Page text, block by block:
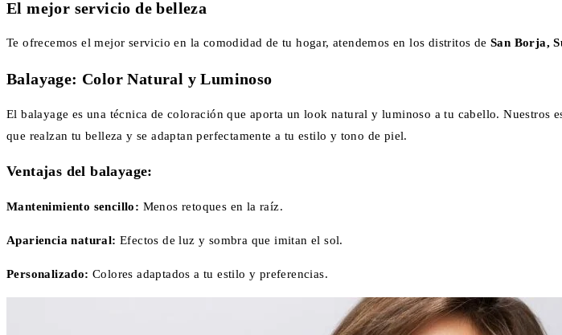
El mejor servicio de belleza
Te ofrecemos el mejor servicio en la comodidad de tu hogar, atendemos en los distritos de San Borja,
Balayage: Color Natural y Luminoso
El balayage es una técnica de coloración que aporta un look natural y luminoso a tu cabello. Nuestros
que realzan tu belleza y se adaptan perfectamente a tu estilo y tono de piel.
Ventajas del balayage:
Mantenimiento sencillo: Menos retoques en la raíz.
Apariencia natural: Efectos de luz y sombra que imitan el sol.
Personalizado: Colores adaptados a tu estilo y preferencias.